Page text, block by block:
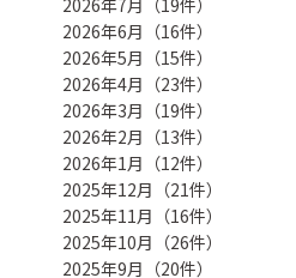
2026年6月（16件）
2026年5月（15件）
2026年4月（23件）
2026年3月（19件）
2026年2月（13件）
2026年1月（12件）
2025年12月（21件）
2025年11月（16件）
2025年10月（26件）
2025年9月（20件）